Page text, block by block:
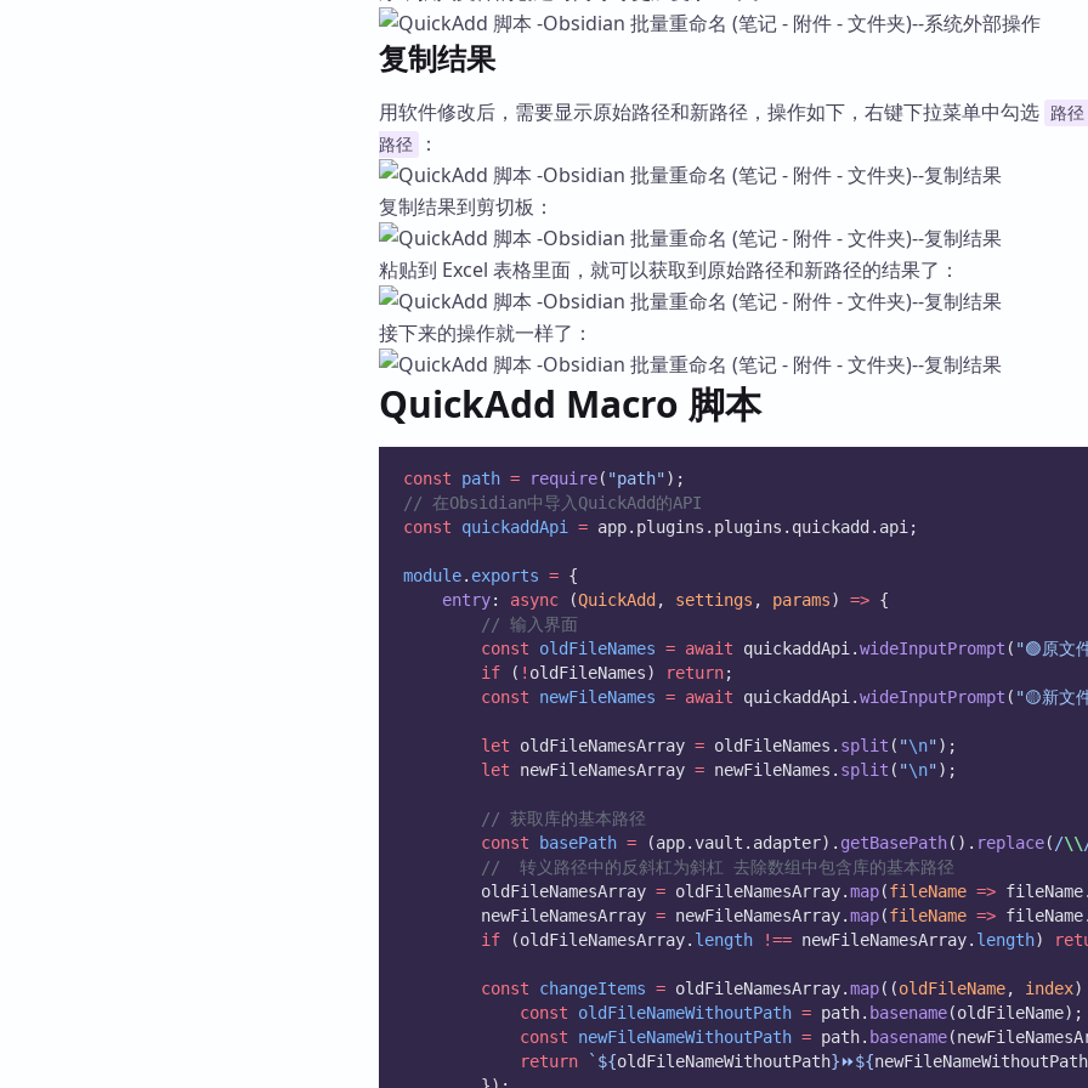
复制结果
用软件修改后，需要显示原始路径和新路径，操作如下，右键下拉菜单中勾选
路径
路径
：
复制结果到剪切板：
粘贴到 Excel 表格里面，就可以获取到原始路径和新路径的结果了：
接下来的操作就一样了：
QuickAdd Macro 脚本
const path = require( "path" );
// 在Obsidian中导入QuickAdd的API
const
quickaddApi = app.plugins.plugins.quickadd.api;
module. exports = {
entry: async (QuickAdd , settings , params) => {
// 输入界面
const
oldFileNames = await quickaddApi.wideInputPrompt ( "🟢原文
if ( ! oldFileNames) return;
const
newFileNames = await quickaddApi.wideInputPrompt ( "🟡新文
let oldFileNamesArray = oldFileNames. split ( "\n" );
let newFileNamesArray = newFileNames. split ( "\n" );
// 获取库的基本路径
const
basePath = (app.vault.adapter). getBasePath(). replace( /\\
//  转义路径中的反斜杠为斜杠 去除数组中包含库的基本路径
        oldFileNamesArray
= oldFileNamesArray.map(fileName =>
        newFileNamesArray
= newFileNamesArray.map(fileName =>
if (oldFileNamesArray. length !== newFileNamesArray. length)
const changeItems = oldFileNamesArray.map((oldFileName, index
const
oldFileNameWithoutPath = path. basename(oldFileName);
const
newFileNameWithoutPath = path. basename
return
`${oldFileNameWithoutPath}⏩${newFileNameWithoutPath